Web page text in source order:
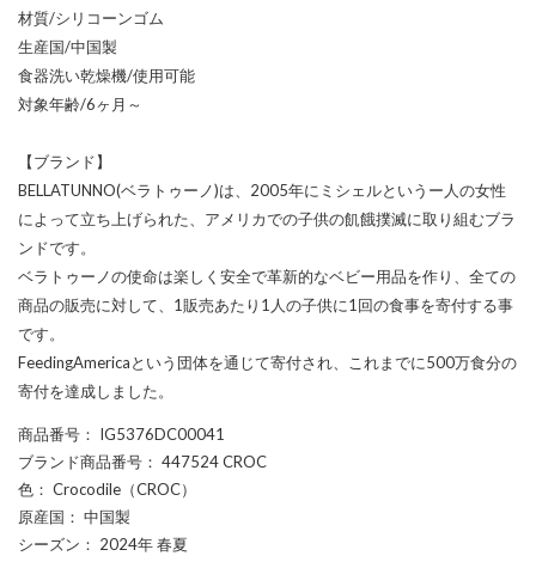
材質/シリコーンゴム
生産国/中国製
食器洗い乾燥機/使用可能
対象年齢/6ヶ月～
【ブランド】
BELLATUNNO(ベラトゥーノ)は、2005年にミシェルというー人の女性
によって立ち上げられた、アメリカでの子供の飢餓撲滅に取り組むブラ
ンドです。
ベラトゥーノの使命は楽しく安全で革新的なベビー用品を作り、全ての
商品の販売に対して、1販売あたり1人の子供に1回の食事を寄付する事
です。
FeedingAmericaという団体を通じて寄付され、これまでに500万食分の
寄付を達成しました。
商品番号 ： IG5376DC00041
ブランド商品番号 ： 447524 CROC
色 ： Crocodile（CROC）
原産国 ： 中国製
シーズン ： 2024年 春夏